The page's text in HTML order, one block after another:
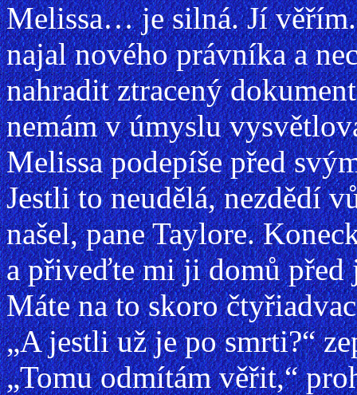
Melissa… je silná. Jí
najal nového právníka a
nahradit ztracený
nemám v úmyslu
Melissa podepíše před
Jestli to neudělá, nezdědí
našel, pane Taylore.
a přiveďte mi ji domů před
Máte na to skoro
„A jestli už je po smrti?“
„Tomu odmítám věřit,“